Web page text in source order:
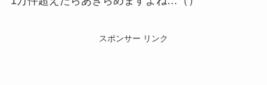
スポンサー リンク